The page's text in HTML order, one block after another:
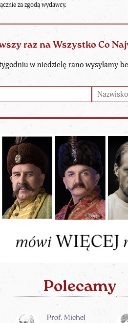
za zgodą wydawcy.
raz na Wszystko Co
w niedzielę rano wysyłamy
Polecamy
Prof. Michel